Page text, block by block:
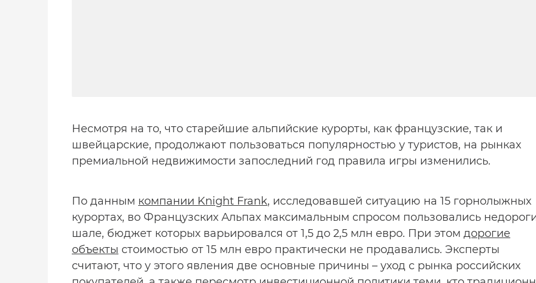
Несмотря на то, что старейшие альпийские курорты, как французские, так и
швейцарские, продолжают пользоваться популярностью у туристов, на рынках
премиальной недвижимости запоследний год правила игры изменились.
По данным компании Knight Frank, исследовавшей ситуацию на 15 горнолыжных
курортах, во Французских Альпах максимальным спросом пользовались
шале, бюджет которых варьировался от 1,5 до 2,5 млн евро. При этом дорогие
объекты стоимостью от 15 млн евро практически не продавались. Эксперты
считают, что у этого явления две основные причины – уход с рынка российских